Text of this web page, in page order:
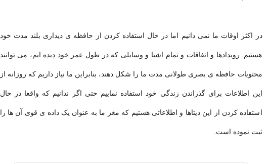
در اکثر اوقات ما نمی دانیم اما در حال استفاده کردن از حافظه ی دیداری بلند مدت خود
هستیم. رویدادها و اتفاقات و تمام اشیا و وسایلی که در طول عمر خود دیده ایم، می توانند
محتویات حافظه ی بصری طولانی مدت ما را شکل دهند، بنابراین ما نیاز داریم که روزانه از
این اطلاعات برای گذراندن زندگی خود استفاده نماییم حتی اگر ندانیم که واقعا در حال
استفاده کردن از این دیتاها و اطلاعاتی هستیم که مغز ما به عنوان یک داده ی قوی آن ها را
ثبت نموده است.